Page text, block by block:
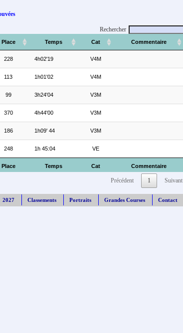
Rechercher
Place Temps Cat Commentaire
Place Temps Cat Commentaire
228 4h02'19 V4M
113 1h01'02 V4M
99 3h24'04 V3M
370 4h44'00 V3M
186 1h09' 44 V3M
248 1h 45:04 VE
Précédent 1 Suivant
2027 Classements Portraits Grandes Courses Contact